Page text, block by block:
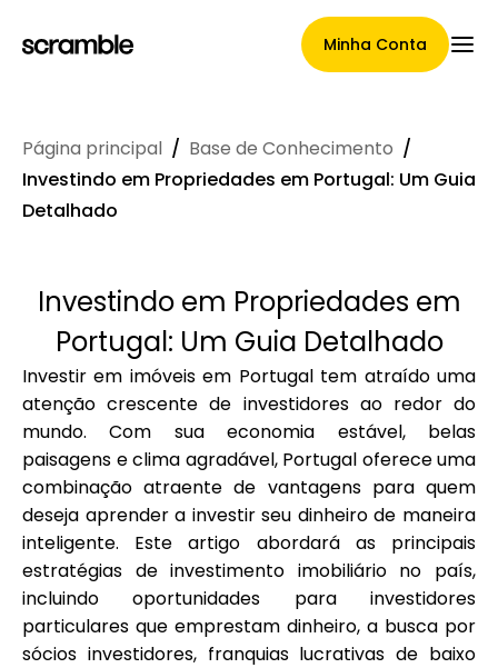
Minha Conta
Página Principal
Termos de cessão de
reclamações
Galeria de Marcas
Seleção de Marca
Calculadoras
Página principal / Base de Conhecimento /
Investindo em Propriedades em Portugal: Um Guia
Detalhado
Investindo em Propriedades em
Portugal: Um Guia Detalhado
Investir em imóveis em Portugal tem atraído uma
atenção crescente de investidores ao redor do
mundo. Com sua economia estável, belas
paisagens e clima agradável, Portugal oferece uma
combinação atraente de vantagens para quem
deseja aprender a investir seu dinheiro de maneira
inteligente. Este artigo abordará as principais
estratégias de investimento imobiliário no país,
incluindo oportunidades para investidores
particulares que emprestam dinheiro, a busca por
sócios investidores, franquias lucrativas de baixo